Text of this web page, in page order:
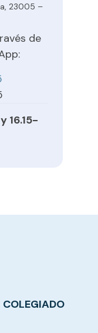
23005 –
de
16.15-
COLEGIADO